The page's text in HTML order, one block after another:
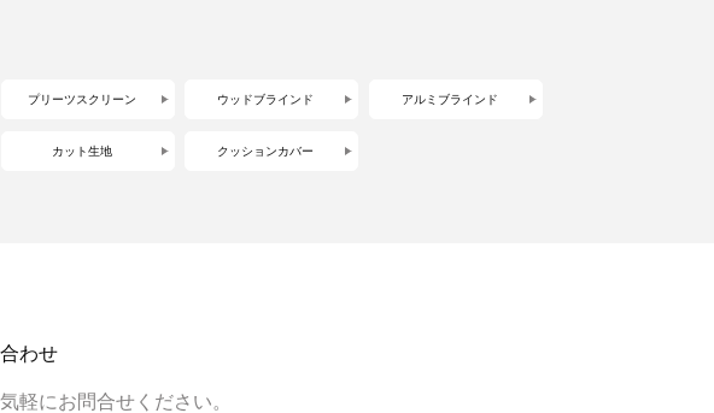
プリーツスクリーン ウッドブラインド アルミブラインド
カット生地 クッションカバー
わせ
軽にお問合せください。